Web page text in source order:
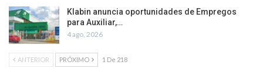
Klabin anuncia oportunidades de Empregos
para Auxiliar,…
4 ago, 2026
ANTERIOR PRÓXIMO 1 De 218